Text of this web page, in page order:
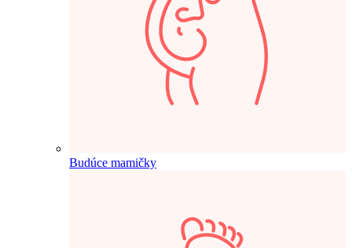
Budúce mamičky